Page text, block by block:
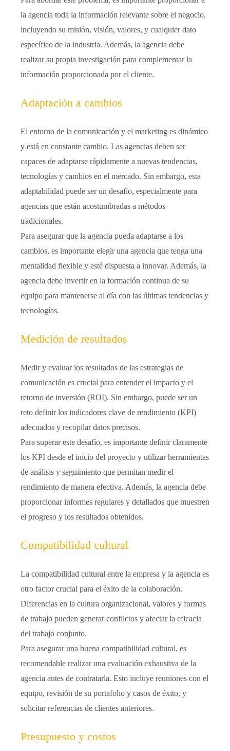
la agencia toda la información relevante sobre el negocio,
incluyendo su misión, visión, valores, y cualquier dato
específico de la industria. Además, la agencia debe
realizar su propia investigación para complementar la
información proporcionada por el cliente.
Adaptación a cambios
El entorno de la comunicación y el marketing es dinámico
y está en constante cambio. Las agencias deben ser
capaces de adaptarse rápidamente a nuevas tendencias,
tecnologías y cambios en el mercado. Sin embargo, esta
adaptabilidad puede ser un desafío, especialmente para
agencias que están acostumbradas a métodos
tradicionales.
Para asegurar que la agencia pueda adaptarse a los
cambios, es importante elegir una agencia que tenga una
mentalidad flexible y esté dispuesta a innovar. Además, la
agencia debe invertir en la formación continua de su
equipo para mantenerse al día con las últimas tendencias y
tecnologías.
Medición de resultados
Medir y evaluar los resultados de las estrategias de
comunicación es crucial para entender el impacto y el
retorno de inversión (ROI). Sin embargo, puede ser un
reto definir los indicadores clave de rendimiento (KPI)
adecuados y recopilar datos precisos.
Para superar este desafío, es importante definir claramente
los KPI desde el inicio del proyecto y utilizar herramientas
de análisis y seguimiento que permitan medir el
rendimiento de manera efectiva. Además, la agencia debe
proporcionar informes regulares y detallados que muestren
el progreso y los resultados obtenidos.
Compatibilidad cultural
La compatibilidad cultural entre la empresa y la agencia es
otro factor crucial para el éxito de la colaboración.
Diferencias en la cultura organizacional, valores y formas
de trabajo pueden generar conflictos y afectar la eficacia
del trabajo conjunto.
Para asegurar una buena compatibilidad cultural, es
recomendable realizar una evaluación exhaustiva de la
agencia antes de contratarla. Esto incluye reuniones con el
equipo, revisión de su portafolio y casos de éxito, y
solicitar referencias de clientes anteriores.
Presupuesto y costos